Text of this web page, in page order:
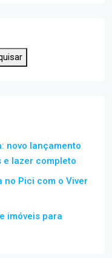
novo lançamento
e lazer completo
no Pici com o Viver
imóveis para